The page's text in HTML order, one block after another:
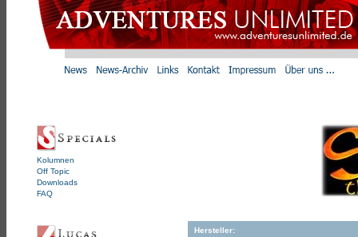
Kolumnen
Off Topic
Downloads
FAQ
Hersteller: